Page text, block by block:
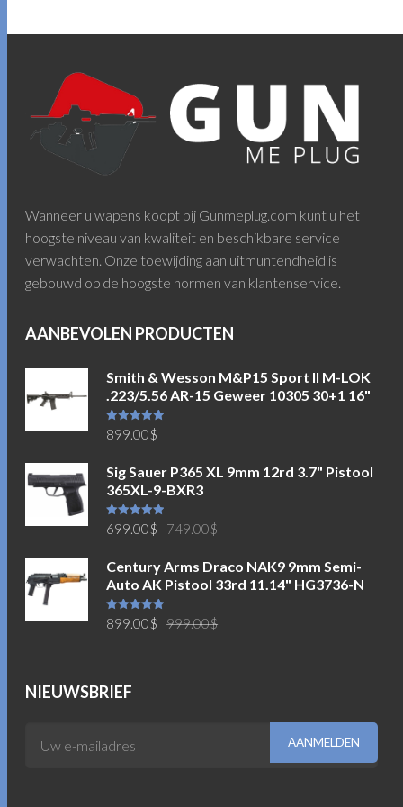
Wanneer u wapens koopt bij Gunmeplug.com kunt u het
hoogste niveau van kwaliteit en beschikbare service
verwachten. Onze toewijding aan uitmuntendheid is
gebouwd op de hoogste normen van klantenservice.
AANBEVOLEN PRODUCTEN
Smith & Wesson M&P15 Sport II M-LOK
.223/5.56 AR-15 Geweer 10305 30+1 16"
Waardering
5.00uit 5
899.00$
Sig Sauer P365 XL 9mm 12rd 3.7" Pistool
365XL-9-BXR3
Waardering
5.00uit 5 749.00$
was:
749.00$.
699.00$
is:
699.00$.
Century Arms Draco NAK9 9mm Semi-
Auto AK Pistool 33rd 11.14" HG3736-N
Waardering
5.00uit 5 999.00$
899.00$
NIEUWSBRIEF